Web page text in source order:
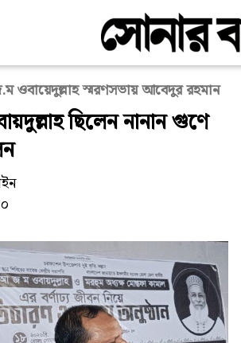
স্মরণসভায় আবেদুর রহমান
ছিলেন নানান গুণে